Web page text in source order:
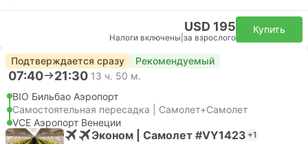
USD 195
Налоги включены за взрослого
Купить
Подтверждается сразу Рекомендуемый
07:40 21:30 13 ч. 50 м.
BIO Бильбао Аэропорт
Самостоятельная пересадка | Самолет+Самолет
VCE Аэропорт Венеции
Эконом | Самолет #VY1423 +1